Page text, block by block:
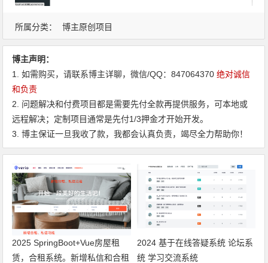
所属分类： 博主原创项目
博主声明：
1. 如需购买，请联系博主详聊，微信/QQ：847064370绝对诚信
和负责
2. 问题解决和付费项目都是需要先付全款再提供服务，可本地或
远程解决；定制项目通常是先付1/3押金才开始开发。
3. 博主保证一旦我收了款，我都会认真负责，竭尽全力帮助你！
2025 SpringBoot+Vue房屋租
赁，合租系统。新增私信和合租
2024 基于在线答疑系统 论坛系
统 学习交流系统